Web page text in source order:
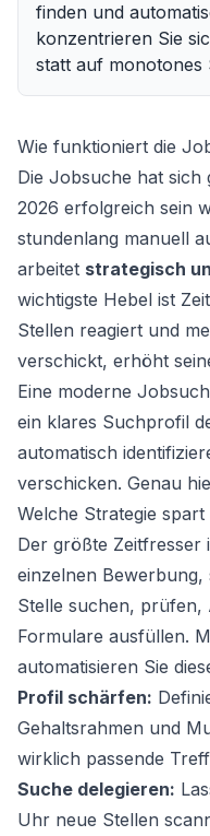
finden und
konzentrieren Sie
statt auf monotones
Wie funktioniert die
Die Jobsuche hat sich
2026 erfolgreich sein
stundenlang manuell
arbeitet strategisch
wichtigste Hebel ist
Stellen reagiert und
verschickt, erhöht
Eine moderne
ein klares Suchprofil
automatisch
verschicken. Genau
Welche Strategie spart
Der größte Zeitfresser
einzelnen Bewerbung,
Stelle suchen, prüfen,
Formulare ausfüllen.
automatisieren Sie
Profil schärfen:
Gehaltsrahmen und
wirklich passende
Suche delegieren:
Uhr neue Stellen